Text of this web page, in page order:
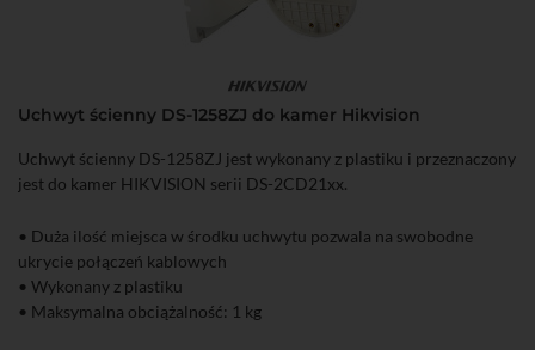
Uchwyt ścienny DS-1258ZJ do kamer Hikvision
Uchwyt ścienny DS-1258ZJ jest wykonany z plastiku i przeznaczony
jest do kamer HIKVISION serii DS-2CD21xx.
• Duża ilość miejsca w środku uchwytu pozwala na swobodne
ukrycie połączeń kablowych
• Wykonany z plastiku
• Maksymalna obciążalność: 1 kg